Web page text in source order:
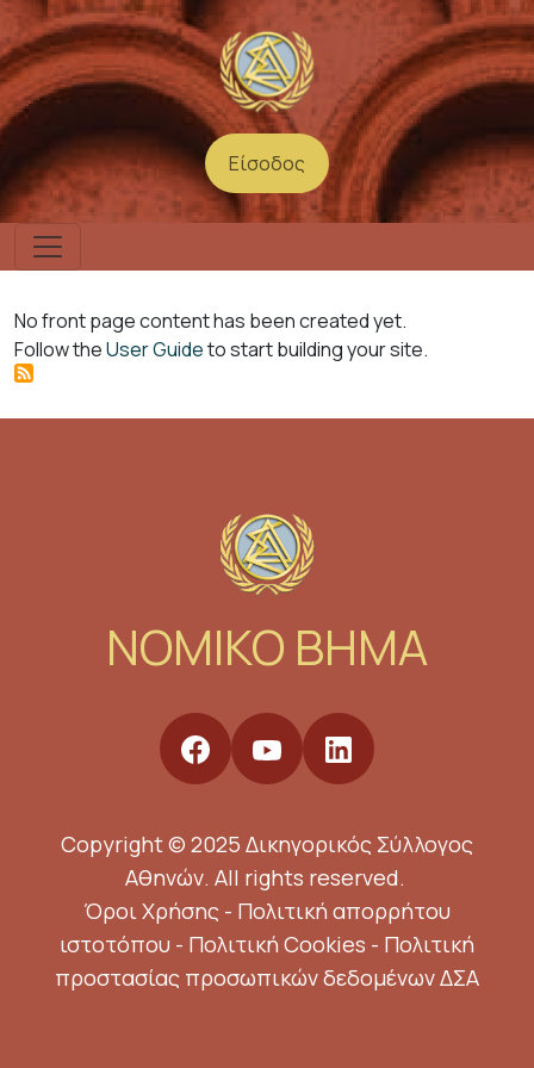
Παράκαμψη προς το κυρίως περιεχόμενο
User account menu
Είσοδος
No front page content has been created yet.
Follow theUser Guideto start building your site.
NOMIKO BHMA
Copyright © 2025 Δικηγορικός Σύλλογος
Αθηνών. All rights reserved.
Όροι Χρήσης - Πολιτική απορρήτου
ιστοτόπου - Πολιτική Cookies - Πολιτική
προστασίας προσωπικών δεδομένων ΔΣΑ